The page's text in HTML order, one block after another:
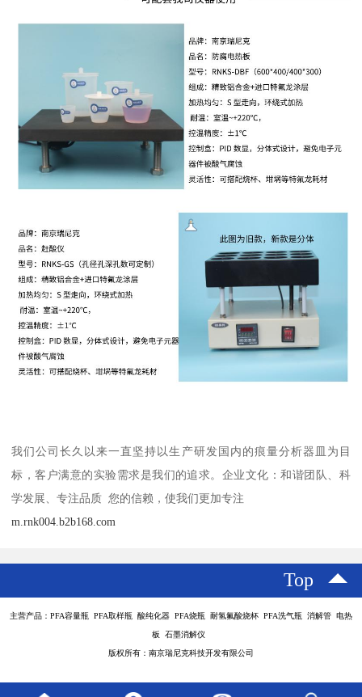
我们公司长久以来一直坚持以生产研发国内的痕量分析器皿为目
标，客户满意的实验需求是我们的追求。企业文化：和谐团队、科
学发展、专注品质 您的信赖，使我们更加专注
m.rnk004.b2b168.com
Top
主营产品：PFA容量瓶 PFA取样瓶 酸纯化器 PFA烧瓶 耐氢氟酸烧杯 PFA洗气瓶 消解管 电热
板 石墨消解仪
版权所有：南京瑞尼克科技开发有限公司